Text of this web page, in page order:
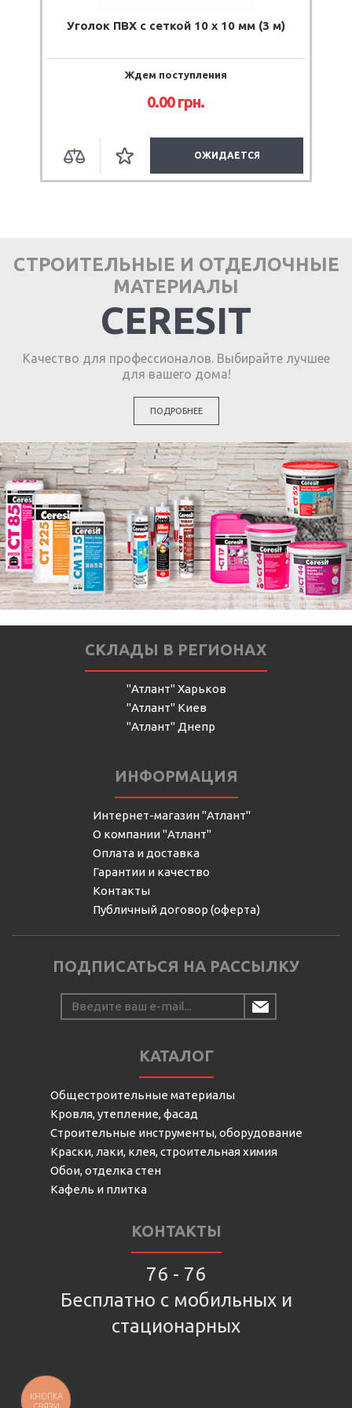
Уголок ПВХ с сеткой 10 х 10 мм (3 м)
Ждем поступления
0.00 грн.
ОЖИДАЕТСЯ
СТРОИТЕЛЬНЫЕ И ОТДЕЛОЧНЫЕ
МАТЕРИАЛЫ
CERESIT
Качество для профессионалов. Выбирайте лучшее
для вашего дома!
ПОДРОБНЕЕ
СКЛАДЫ В РЕГИОНАХ
"Атлант" Харьков
"Атлант" Киев
"Атлант" Днепр
ИНФОРМАЦИЯ
Интернет-магазин "Атлант"
О компании "Атлант"
Оплата и доставка
Гарантии и качество
Контакты
Публичный договор (оферта)
ПОДПИСАТЬСЯ НА РАССЫЛКУ
КАТАЛОГ
Общестроительные материалы
Кровля, утепление, фасад
Строительные инструменты, оборудование
Краски, лаки, клея, строительная химия
Обои, отделка стен
Кафель и плитка
КОНТАКТЫ
76 - 76
Бесплатно с мобильных и
стационарных
КНОПКА